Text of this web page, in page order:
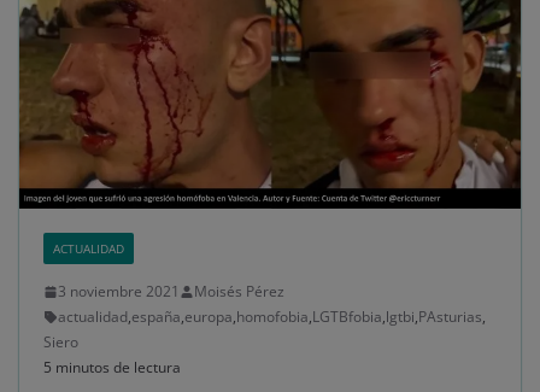
ACTUALIDAD
3 noviembre 2021
Moisés Pérez
actualidad,españa,europa,homofobia,LGTBfobia,lgtbi,PAsturias,
Siero
5 minutos de lectura